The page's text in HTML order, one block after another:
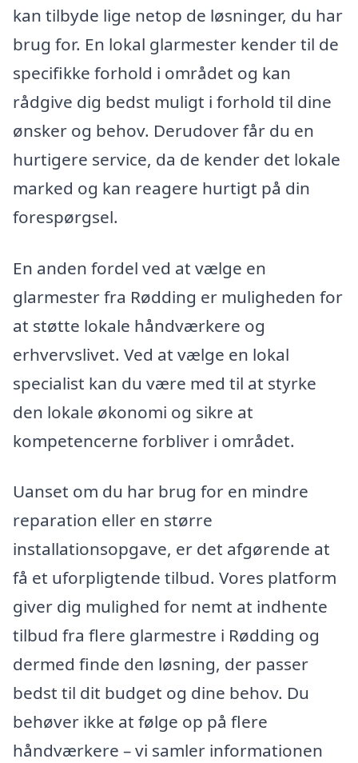
kan tilbyde lige netop de løsninger, du har
brug for. En lokal glarmester kender til de
specifikke forhold i området og kan
rådgive dig bedst muligt i forhold til dine
ønsker og behov. Derudover får du en
hurtigere service, da de kender det lokale
marked og kan reagere hurtigt på din
forespørgsel.
En anden fordel ved at vælge en
glarmester fra Rødding er muligheden for
at støtte lokale håndværkere og
erhvervslivet. Ved at vælge en lokal
specialist kan du være med til at styrke
den lokale økonomi og sikre at
kompetencerne forbliver i området.
Uanset om du har brug for en mindre
reparation eller en større
installationsopgave, er det afgørende at
få et uforpligtende tilbud. Vores platform
giver dig mulighed for nemt at indhente
tilbud fra flere glarmestre i Rødding og
dermed finde den løsning, der passer
bedst til dit budget og dine behov. Du
behøver ikke at følge op på flere
håndværkere – vi samler informationen